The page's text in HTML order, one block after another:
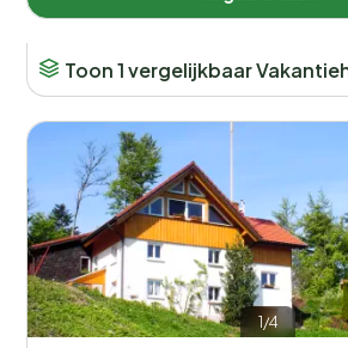
Aantal gasten?
Afstand 1
Prijs
Ligging
Toon 1 vergelijkbaar
1/4